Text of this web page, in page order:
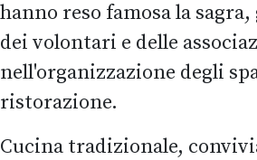
hanno reso famosa la
dei volontari e delle
nell'organizzazione degli
ristorazione.
Cucina tradizionale,